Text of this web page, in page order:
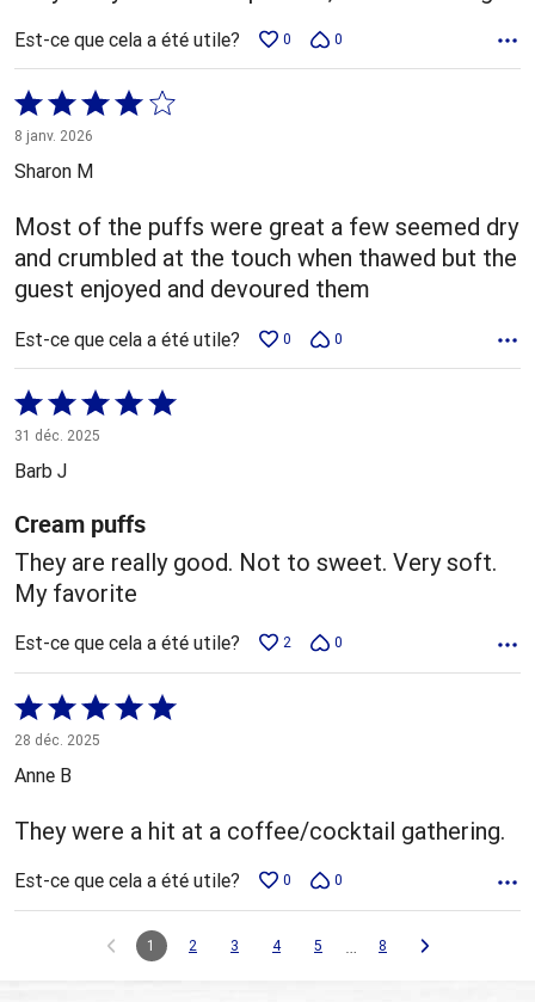
Est-ce que cela a été utile? 0 0
Coté
4 sur
5
8 janv. 2026
Sharon M
Most of the puffs were great a few seemed dry
and crumbled at the touch when thawed but the
guest enjoyed and devoured them
Est-ce que cela a été utile? 0 0
Coté
5 sur
5
31 déc. 2025
Barb J
Cream puffs
They are really good. Not to sweet. Very soft.
My favorite
Est-ce que cela a été utile? 2 0
Coté
5 sur
5
28 déc. 2025
Anne B
They were a hit at a coffee/cocktail gathering.
Est-ce que cela a été utile? 0 0
1 2 3 4 5 … 8